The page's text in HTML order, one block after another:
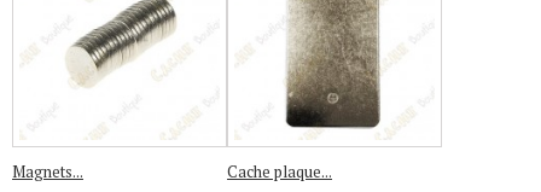
Magnets...
Cache plaque...